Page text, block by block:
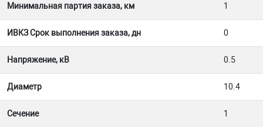
Минимальная партия заказа, км 1
ИВКЗ Срок выполнения заказа, дн 0
Напряжение, кВ 0.5
Диаметр 10.4
Сечение 1